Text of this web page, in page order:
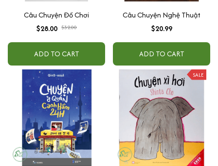
Câu Chuyện Đồ Chơi
$28.00 $32.00
ADD TO CART
Câu Chuyện Nghệ Thuật
$20.99
ADD TO CART
SALE